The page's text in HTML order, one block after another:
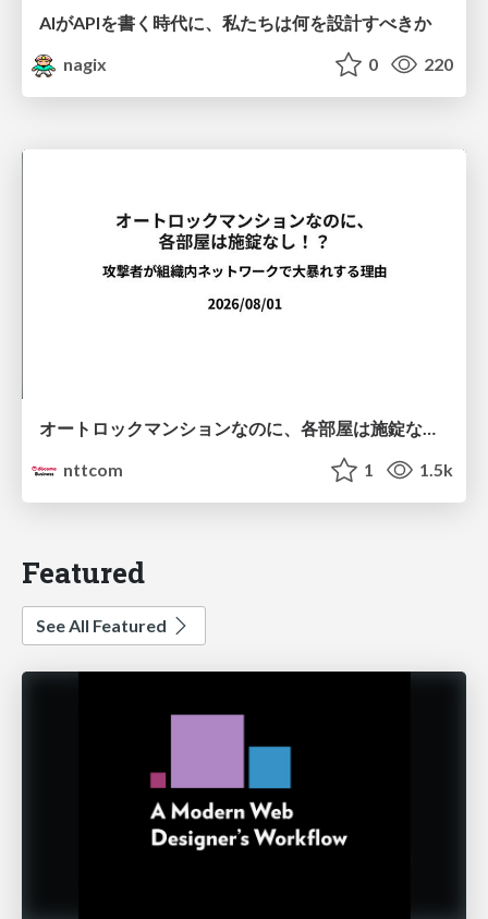
AIがAPIを書く時代に、私たちは何を設計すべきか
nagix
0 220
オートロックマンションなのに、各部屋は施錠なし！？ 攻撃者が組織内ネットワークで大暴れする理由 / The Front Door Is Locked, but the Rooms Are Wide Open: Why Attackers Move Freely Inside Enterprise Networks
nttcom
1 1.5k
Featured
See All Featured